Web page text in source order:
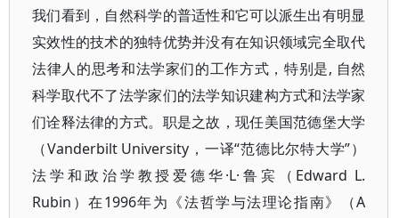
我们看到，自然科学的普适性和它可以派生出有明显
实效性的技术的独特优势并没有在知识领域完全取代
法律人的思考和法学家们的工作方式，特别是, 自然
科学取代不了法学家们的法学知识建构方式和法学家
们诠释法律的方式。职是之故，现任美国范德堡大学
（Vanderbilt University，一译“范德比尔特大学”）
法学和政治学教授爱德华·L·鲁宾（Edward L.
Rubin）在1996年为《法哲学与法理论指南》（A